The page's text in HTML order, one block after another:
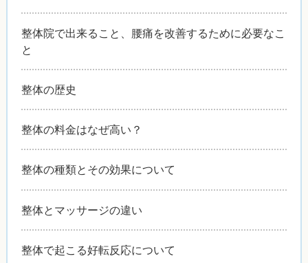
整体院で出来ること、腰痛を改善するために必要なこ
と
整体の歴史
整体の料金はなぜ高い？
整体の種類とその効果について
整体とマッサージの違い
整体で起こる好転反応について